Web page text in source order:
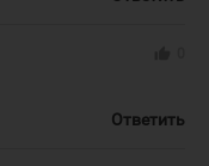
Ответить